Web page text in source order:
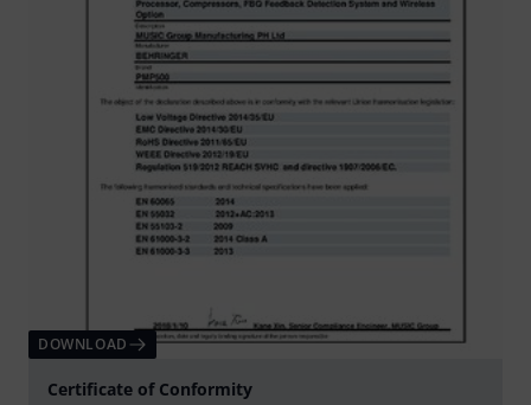
DOWNLOAD
Certificate of Conformity